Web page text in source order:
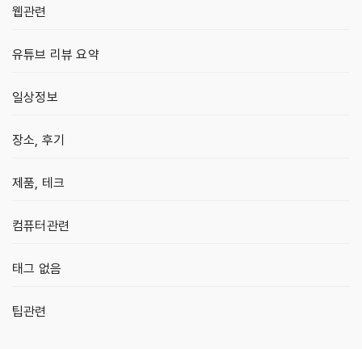
웹관련
유튜브 리뷰 요약
일상정보
장소, 후기
제품, 테크
컴퓨터관련
태그 없음
팁관련